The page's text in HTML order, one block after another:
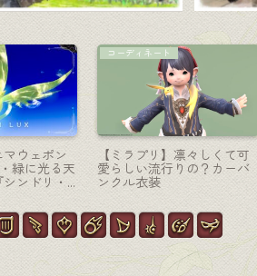
洋風サー
海の海賊
ーク・ブ
賢者-賢具
クラシックなショットガン
のような賢者武器『リナシ
ータ・ペンデュラム』